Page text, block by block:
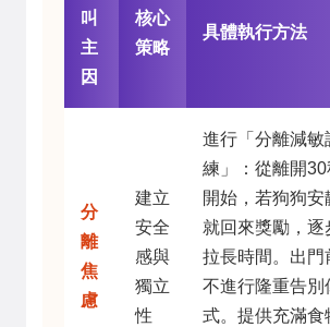
叫
主
因
核心
策略
具體執行方法
分
離
焦
慮
建立
安全
感與
獨立
性
進行「分離減敏
練」：從離開30
開始，若狗狗安
就回來獎勵，逐
拉長時間。出門
不進行隆重告別
式。提供充滿食